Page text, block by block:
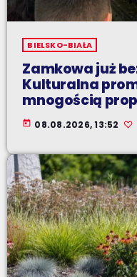
BIELSKO-BIAŁA
Zamkowa już
Kulturalna
mnogością
today 08.08.2026, 13:52